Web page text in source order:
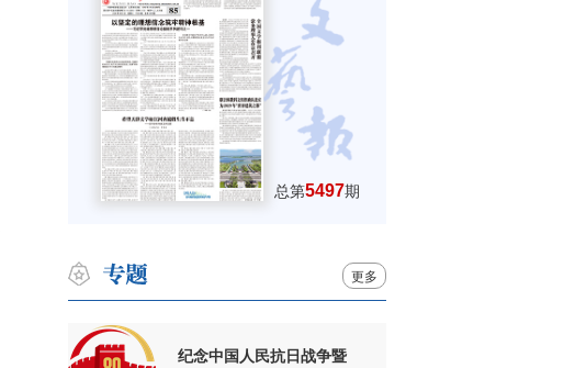
总第5497期
更多
纪念中国人民抗日战争暨